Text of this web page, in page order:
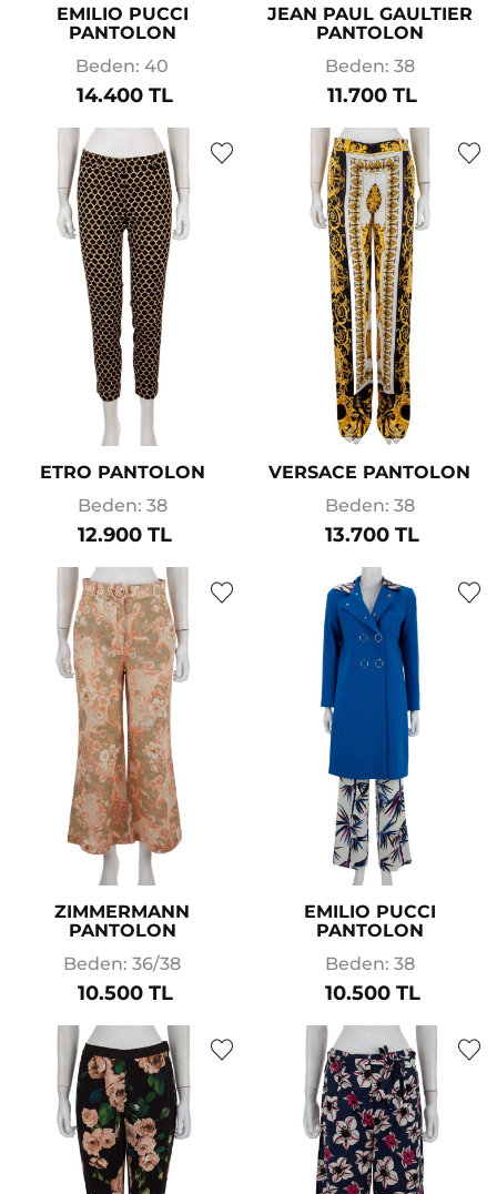
EMILIO PUCCI
PANTOLON
Beden: 40
14.400 TL
JEAN PAUL GAULTIER
PANTOLON
Beden: 38
11.700 TL
ETRO PANTOLON
Beden: 38
12.900 TL
VERSACE PANTOLON
Beden: 38
13.700 TL
ZIMMERMANN
PANTOLON
Beden: 36/38
10.500 TL
EMILIO PUCCI
PANTOLON
Beden: 38
10.500 TL